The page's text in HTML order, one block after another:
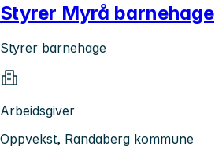
Styrer Myrå barnehage
Styrer barnehage
Arbeidsgiver
Oppvekst, Randaberg kommune